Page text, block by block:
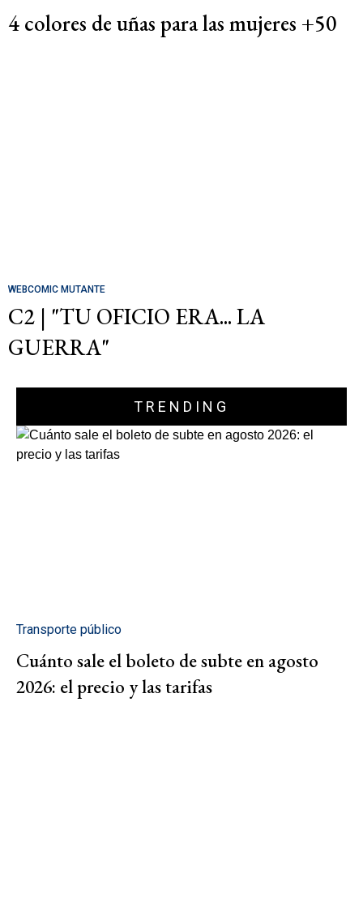
4 colores de uñas para las mujeres +50
WEBCOMIC MUTANTE
C2 | "TU OFICIO ERA... LA
GUERRA"
TRENDING
Transporte público
Cuánto sale el boleto de subte en agosto
2026: el precio y las tarifas